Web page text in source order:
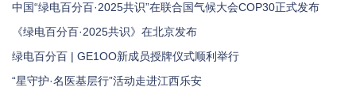
中国“绿电百分百·2025共识”在联合国气候大会COP30正式发布
《绿电百分百·2025共识》在北京发布
绿电百分百 | GE1OO新成员授牌仪式顺利举行
“星守护·名医基层行”活动走进江西乐安